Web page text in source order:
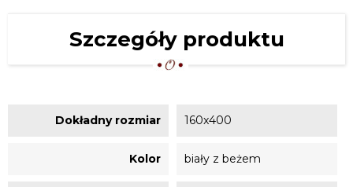
Szczegóły produktu
Dokładny rozmiar 160x400
Kolor biały z beżem